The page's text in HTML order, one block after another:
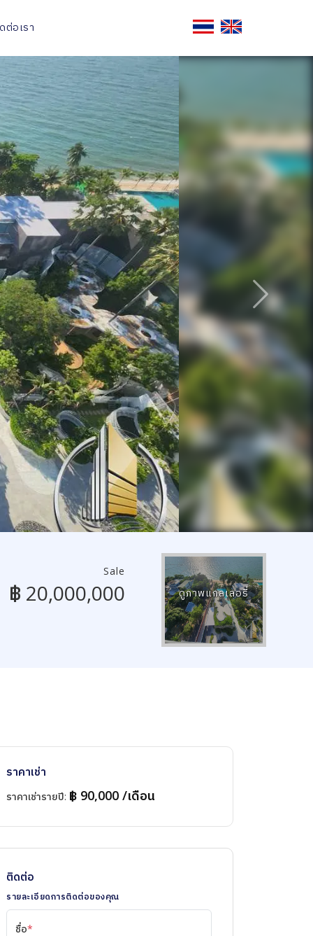
ต่อเรา
ถัดไป
Sale
฿ 20,000,000 ดูภาพแกลเลอรี่
ราคาเช่า
ราคาเช่ารายปี: ฿ 90,000 /เดือน
ติดต่อ
รายละเอียดการติดต่อของคุณ
ชื่อ*